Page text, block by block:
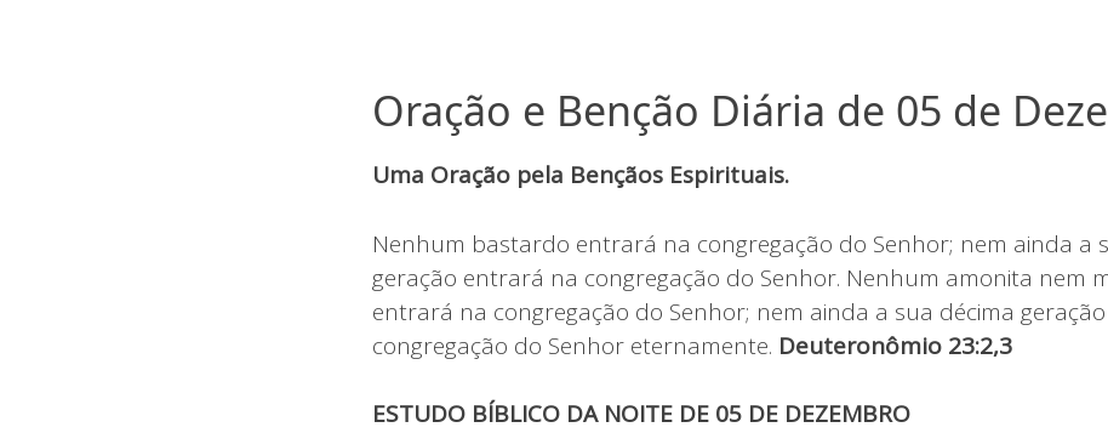
Oração e Benção Diária de 05 de
Uma Oração pela Bençãos Espirituais.
Nenhum bastardo entrará na congregação do Senhor; nem ainda a
geração entrará na congregação do Senhor. Nenhum amonita nem
entrará na congregação do Senhor; nem ainda a sua décima
congregação do Senhor eternamente. Deuteronômio 23:2,3
ESTUDO BÍBLICO DA NOITE DE 05 DE DEZEMBRO